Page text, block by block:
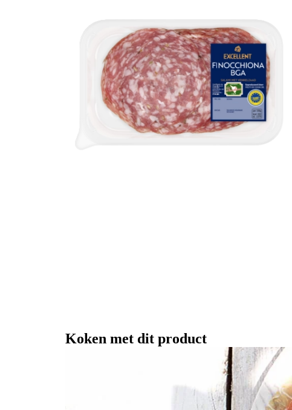
Koken met dit product